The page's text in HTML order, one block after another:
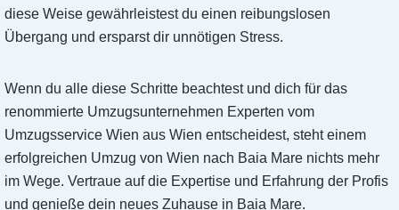
diese Weise gewährleistest du einen reibungslosen
Übergang und ersparst dir unnötigen Stress.
Wenn du alle diese Schritte beachtest und dich für das
renommierte Umzugsunternehmen Experten vom
Umzugsservice Wien aus Wien entscheidest, steht einem
erfolgreichen Umzug von Wien nach Baia Mare nichts mehr
im Wege. Vertraue auf die Expertise und Erfahrung der Profis
und genieße dein neues Zuhause in Baia Mare.